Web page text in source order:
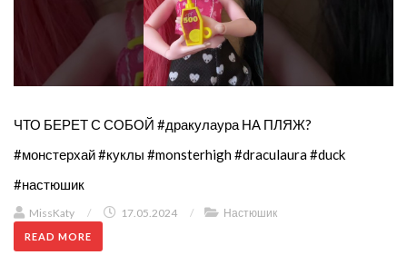
ЧТО БЕРЕТ С СОБОЙ #дракулаура НА ПЛЯЖ?
#монстерхай #куклы #monsterhigh #draculaura #duck
#настюшик
MissKaty / 17.05.2024 / Настюшик
READ MORE